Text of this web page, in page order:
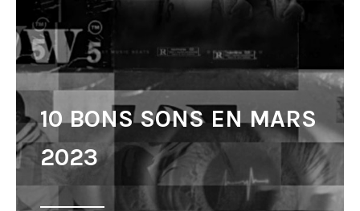
10 BONS SONS EN MARS
2023